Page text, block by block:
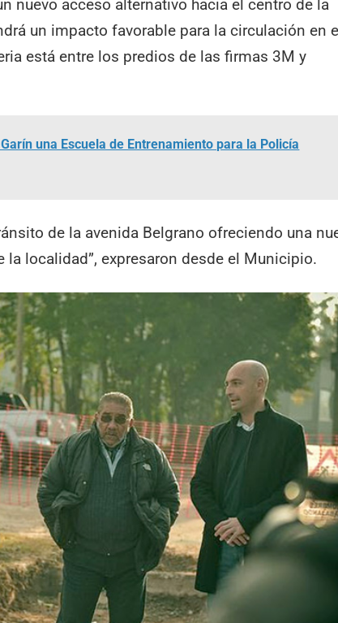
nuevo acceso alternativo hacia el centro de la
un impacto favorable para la circulación en
está entre los predios de las firmas 3M y
una Escuela de Entrenamiento para la Policía
de la avenida Belgrano ofreciendo una
la localidad”, expresaron desde el Municipio.